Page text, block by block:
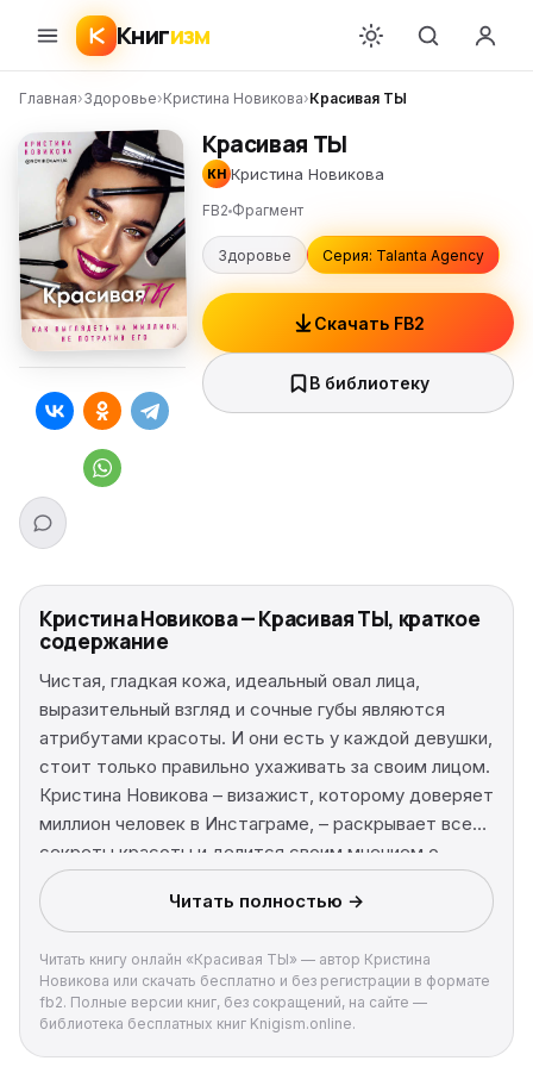
Книгизм
Главная›Здоровье›Кристина Новикова›Красивая ТЫ
Красивая ТЫ
КН Кристина Новикова
FB2 Фрагмент
Здоровье Серия: Talanta Agency
Скачать FB2
В библиотеку
Кристина Новикова — Красивая ТЫ, краткое
содержание
Чистая, гладкая кожа, идеальный овал лица,
выразительный взгляд и сочные губы являются
атрибутами красоты. И они есть у каждой девушки,
стоит только правильно ухаживать за своим лицом.
Кристина Новикова – визажист, которому доверяет
миллион человек в Инстаграме, – раскрывает все
секреты красоты и делится своим мнением о
новинках индустрии косметики, а также
расшифровывает, что они собой представляют и
для чего нужны. Автор поможет определить тип
кожи, расскажет, как за ней ухаживать, что делать
в случае кожного заболевания, как модные
тенденции отражаются на ней и многое другое об
Читать полностью →
Читать книгу онлайн «Красивая ТЫ» — автор Кристина
Новикова или скачать бесплатно и без регистрации в формате
fb2. Полные версии книг, без сокращений, на сайте —
библиотека бесплатных книг Knigism.online.